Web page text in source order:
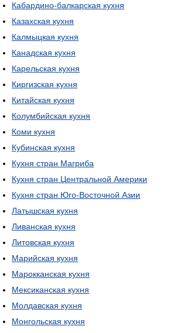
Кабардино-балкарская кухня
Казахская кухня
Калмыцкая кухня
Канадская кухня
Карельская кухня
Киргизская кухня
Китайская кухня
Колумбийская кухня
Коми кухня
Кубинская кухня
Кухня стран Магриба
Кухня стран Центральной Америки
Кухня стран Юго-Восточной Азии
Латышская кухня
Ливанская кухня
Литовская кухня
Марийская кухня
Марокканская кухня
Мексиканская кухня
Молдавская кухня
Монгольская кухня